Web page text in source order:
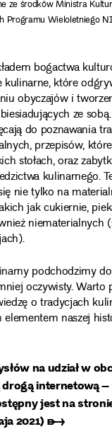
ze środków Ministra
Programu Wieloletniego
bogactwa
które
obyczajów i
ze
do poznawania
przepisów,
stołach, oraz
kulinarnego.
nie tylko na
jak cukiernie,
niematerialnych
podchodzimy
oczywisty. Warto
o tradycjach
elementem naszej
na udział w
internetową –
jest na
2021) ➸